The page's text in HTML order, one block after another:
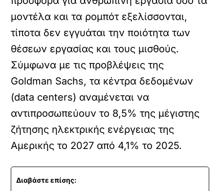
μοντέλα και τα ρομπότ εξελίσσονται,
τίποτα δεν εγγυάται την ποιότητα των
θέσεων εργασίας και τους μισθούς.
Σύμφωνα με τις προβλέψεις της
Goldman Sachs, τα κέντρα δεδομένων
(data centers) αναμένεται να
αντιπροσωπεύουν το 8,5% της μέγιστης
ζήτησης ηλεκτρικής ενέργειας της
Αμερικής το 2027 από 4,1% το 2025.
Διαβάστε επίσης: